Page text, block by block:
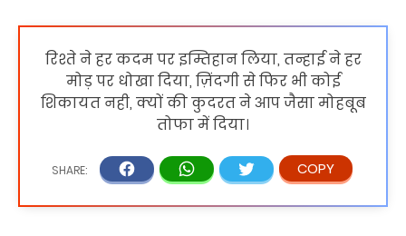
रिश्ते ने हर कदम पर इम्तिहान लिया, तन्हाई ने हर
मोड़ पर धोखा दिया, ज़िंदगी से फिर भी कोई
शिकायत नही, क्यों की कुदरत ने आप जैसा मोहबूब
तोफा में दिया।